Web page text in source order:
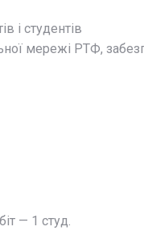
і студентів
мережі РТФ,
— 1 студ.